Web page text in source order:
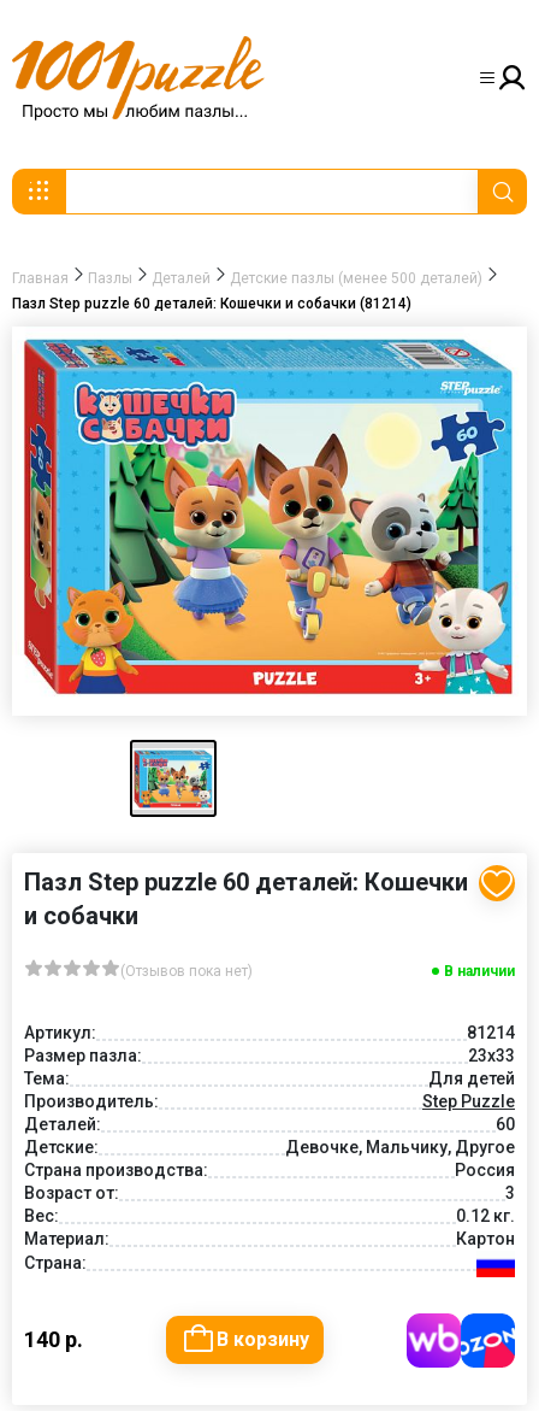
Главная Пазлы Деталей
Детские пазлы (менее 500 деталей)
Пазл Step puzzle 60 деталей: Кошечки и собачки (81214)
Пазл Step puzzle 60 деталей: Кошечки
и собачки
(Отзывов пока нет) В наличии
Артикул:
81214
Размер пазла:
23x33
Тема:
Для детей
Производитель:
Step Puzzle
Деталей:
60
Детские:
Девочке, Мальчику, Другое
Страна производства:
Россия
Возраст от:
3
Вес:
0.12 кг.
Материал:
Картон
Страна:
140 р. В корзину